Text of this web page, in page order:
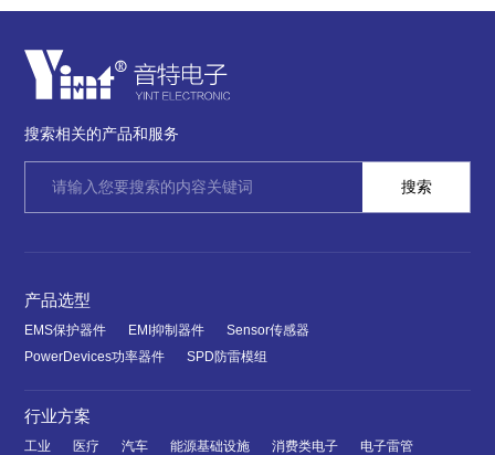
搜索相关的产品和服务
产品选型
EMS保护器件 EMI抑制器件
Sensor传感器
PowerDevices功率器件
SPD防雷模组
行业方案
工业 医疗 汽车 能源基础设施 消费类电子 电子雷管